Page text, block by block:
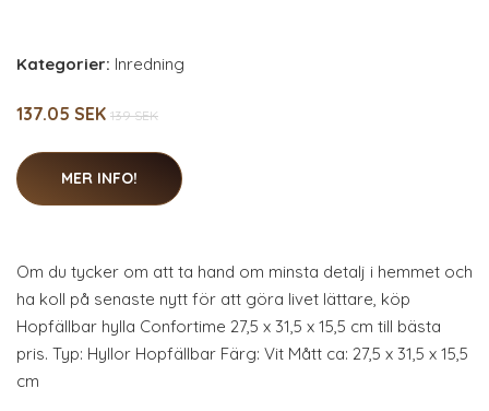
Kategorier: Inredning
137.05 SEK 139 SEK
MER INFO!
Om du tycker om att ta hand om minsta detalj i hemmet och
ha koll på senaste nytt för att göra livet lättare, köp
Hopfällbar hylla Confortime 27,5 x 31,5 x 15,5 cm till bästa
pris. Typ: Hyllor Hopfällbar Färg: Vit Mått ca: 27,5 x 31,5 x 15,5
cm